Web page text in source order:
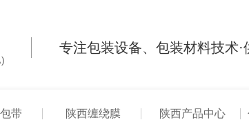
专注包装设备、包装材料技术·
带 陕西缠绕膜 陕西产品中心